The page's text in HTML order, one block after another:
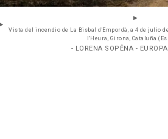
Vista del incendio de La Bisbal d'Empordà, a 4 de julio
l'Heura, Girona, Cataluña
- LORENA SOPÊNA -